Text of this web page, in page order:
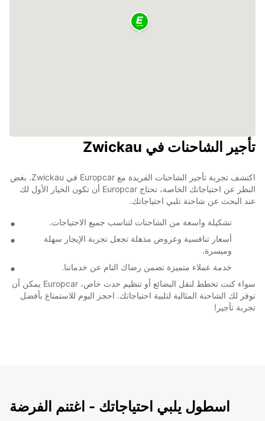
تأجير الشاحنات في Zwickau
اكتشف تجربة تأجير الشاحنات الفريدة مع Europcar في Zwickau. بغض
النظر عن احتياجاتك الخاصة، تحتاج Europcar أن تكون الخيار الأول لك
عند البحث عن شاحنة تلبي احتياجاتك.
تشكيلة واسعة من الشاحنات لتناسب جميع الاحتياجات.
أسعار تنافسية وعروض مذهلة تجعل تجربة الإيجار سهلة
وميسرة.
خدمة عملاء متميزة تضمن رضاك التام عن خدماتنا.
سواء كنت تخطط لنقل البضائع أو تنظيم حدث خاص، Europcar يمكن أن
توفر لك الشاحنة المثالية لتلبية احتياجاتك. احجز اليوم للاستمتاع بأفضل
تجربة تأجير!
اسطول يلبي احتياجاتك - اغتنم الفرضة